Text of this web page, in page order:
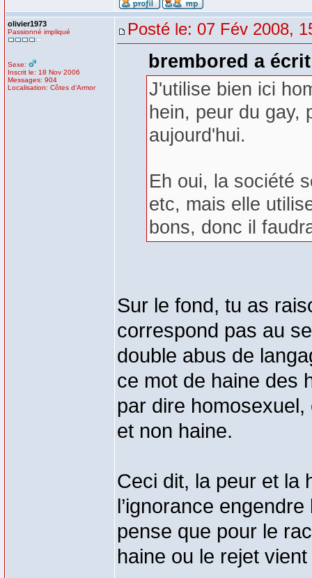
olivier1973
Passionné impliqué
Sexe:
Inscrit le: 18 Nov 2006
Messages: 904
Localisation: Côtes d'Armor
Posté le: 07 Fév 2008,
brembored a
J'utilise bien ici
hein, peur du gay,
aujourd'hui.
Eh oui, la société
etc, mais elle
bons, donc il
Sur le fond, tu as
correspond pas au
double abus de
ce mot de haine des
par dire
et non haine.
Ceci dit, la peur et la
l’ignorance
pense que pour le
haine ou le rejet